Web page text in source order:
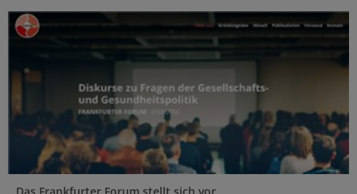
Das Frankfurter Forum stellt sich vor